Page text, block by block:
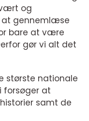
og
gennemlæse
bare at være
gør vi alt det
største nationale
forsøger at
samt de